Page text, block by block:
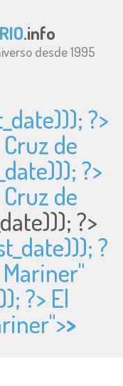
.info
desde 1995
?>
de
?>
de
?>
?
?> El
>